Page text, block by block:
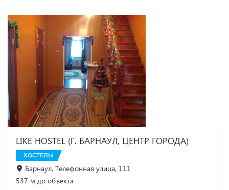
LIKE HOSTEL (Г. БАРНАУЛ, ЦЕНТР ГОРОДА)
ХОСТЕЛЫ
Барнаул, Телефонная улица, 111
537 м до объекта